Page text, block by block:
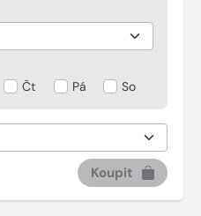
Čt Pá So
Koupit